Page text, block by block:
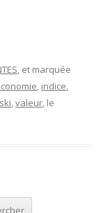
, et marquée
, indice,
ski,valeur, le